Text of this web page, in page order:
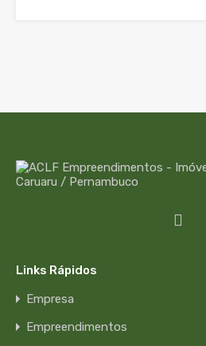
Links Rápidos
Empresa
Empreendimentos